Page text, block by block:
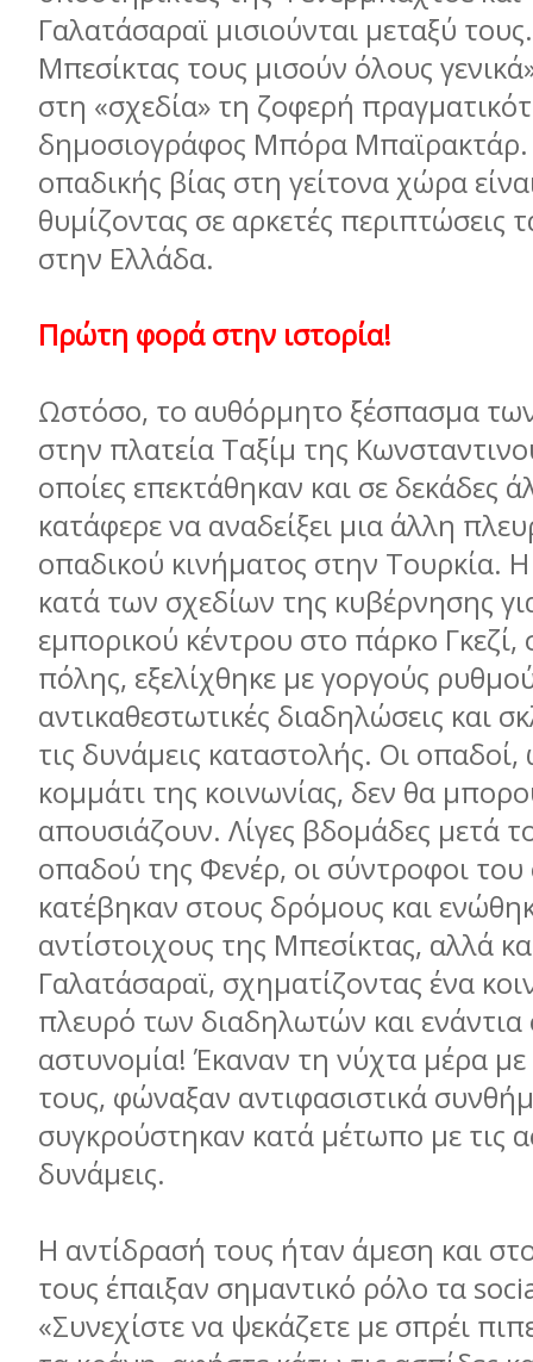
Γαλατάσαραϊ μισιούνται μεταξύ
Μπεσίκτας τους μισούν όλους
στη «σχεδία» τη ζοφερή
δημοσιογράφος Μπόρα Μπαϊρακτάρ.
οπαδικής βίας στη γείτονα χώρα
θυμίζοντας σε αρκετές περιπτώσεις
στην Ελλάδα.
Πρώτη φορά στην ιστορία!
Ωστόσο, το αυθόρμητο ξέσπασμα
στην πλατεία Ταξίμ της
οποίες επεκτάθηκαν και σε δεκάδες
κατάφερε να αναδείξει μια άλλη
οπαδικού κινήματος στην Τουρκία.
κατά των σχεδίων της κυβέρνησης
εμπορικού κέντρου στο πάρκο Γκεζί,
πόλης, εξελίχθηκε με γοργούς
αντικαθεστωτικές διαδηλώσεις και
τις δυνάμεις καταστολής. Οι οπαδοί,
κομμάτι της κοινωνίας, δεν θα
απουσιάζουν. Λίγες βδομάδες μετά
οπαδού της Φενέρ, οι σύντροφοι
κατέβηκαν στους δρόμους και
αντίστοιχους της Μπεσίκτας, αλλά
Γαλατάσαραϊ, σχηματίζοντας ένα
πλευρό των διαδηλωτών και ενάντια
αστυνομία! Έκαναν τη νύχτα μέρα
τους, φώναξαν αντιφασιστικά
συγκρούστηκαν κατά μέτωπο με τις
δυνάμεις.
Η αντίδρασή τους ήταν άμεση και
τους έπαιξαν σημαντικό ρόλο τα
«Συνεχίστε να ψεκάζετε με σπρέι